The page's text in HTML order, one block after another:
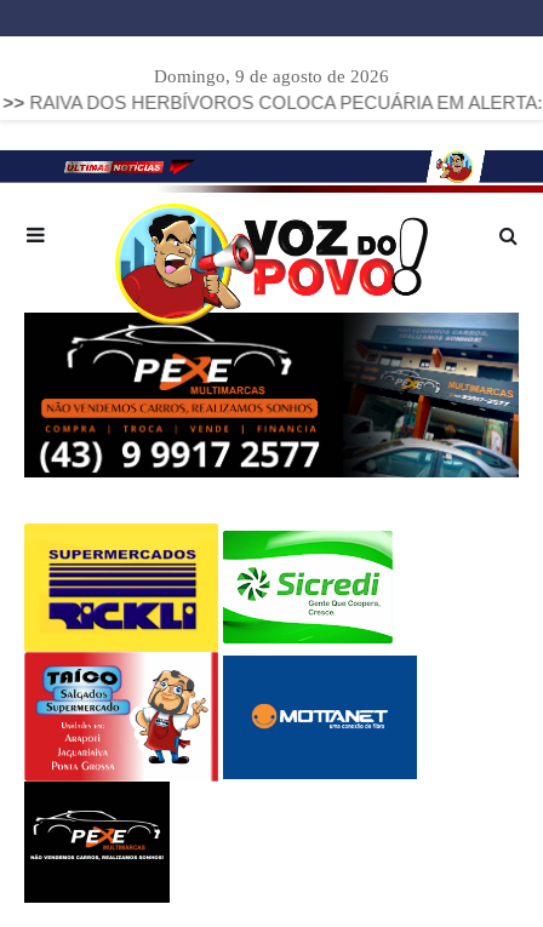
Domingo, 9 de agosto de 2026
HERBÍVOROS COLOCA PECUÁRIA EM ALERTA: PARANÁ